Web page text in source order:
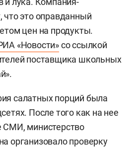
что это оправданный
цен на продукты.
«Новости»со ссылкой
поставщика школьных
салатных порций была
После того как на нее
СМИ, министерство
организовало проверку